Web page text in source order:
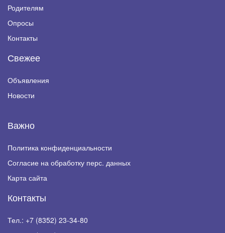
Родителям
Опросы
Контакты
Свежее
Объявления
Новости
Важно
Политика конфиденциальности
Согласие на обработку перс. данных
Карта сайта
Контакты
Тел.: +7 (8352) 23-34-80